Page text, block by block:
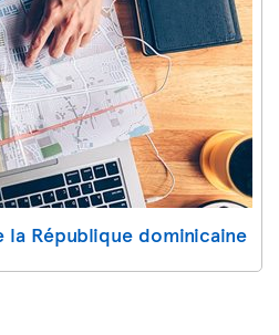
République dominicaine